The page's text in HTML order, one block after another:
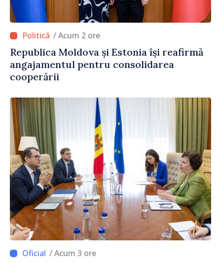
/ Acum 2 ore
Republica Moldova și Estonia își reafirmă
angajamentul pentru consolidarea
cooperării
/ Acum 3 ore